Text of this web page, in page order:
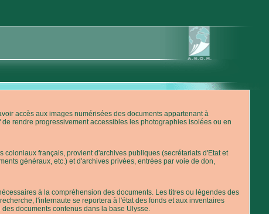
accès aux images numérisées des documents appartenant à
rendre progressivement accessibles les photographies isolées ou en
français, provient d'archives publiques (secrétariats d'Etat et
généraux, etc.) et d'archives privées, entrées par voie de don,
à la compréhension des documents. Les titres ou légendes des
l'internaute se reportera à l'état des fonds et aux inventaires
documents contenus dans la base Ulysse.